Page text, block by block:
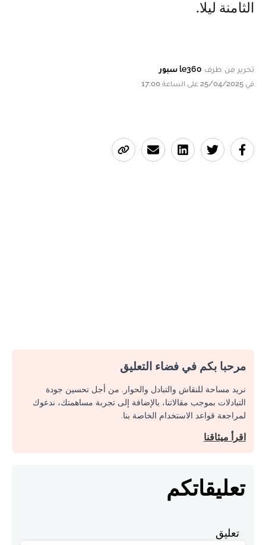
الثامنة ليلا.
تحرير من طرف le360 سبور
في 25/04/2025 على الساعة 17:00
مرحبا بكم في فضاء التعليق
نريد مساحة للنقاش والتبادل والحوار. من أجل تحسين جودة
التبادلات بموجب مقالاتنا، بالإضافة إلى تجربة مساهمتك، ندعوك
لمراجعة قواعد الاستخدام الخاصة بنا.
اقرأ ميثاقنا
تعليقاتكم
تعليق